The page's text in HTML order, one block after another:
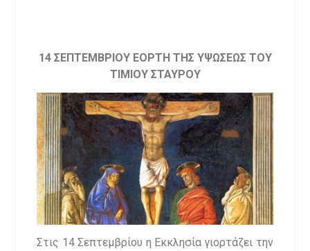
14 ΣΕΠΤΕΜΒΡΙΟΥ ΕΟΡΤΗ ΤΗΣ ΥΨΩΣΕΩΣ ΤΟΥ
ΤΙΜΙΟΥ ΣΤΑΥΡΟΥ
Στις 14 Σεπτεμβρίου η Εκκλησία γιορτάζει την